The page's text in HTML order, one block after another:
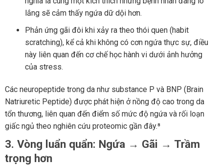
lắng sẽ cảm thấy ngứa dữ dội hơn.
Phản ứng gãi đôi khi xảy ra theo thói quen (habit
scratching), kể cả khi không có cơn ngứa thực sự, điều
này liên quan đến cơ chế học hành vi dưới ảnh hưởng
của stress.
Các neuropeptide trong da như substance P và BNP (Brain
Natriuretic Peptide) được phát hiện ở nồng độ cao trong da
tổn thương, liên quan đến điểm số mức độ ngứa và rối loạn
giấc ngủ theo nghiên cứu proteomic gần đây.⁸
3. Vòng luẩn quẩn: Ngứa → Gãi → Trầm
trọng hơn